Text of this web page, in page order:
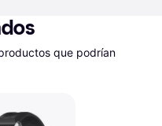
que podrían